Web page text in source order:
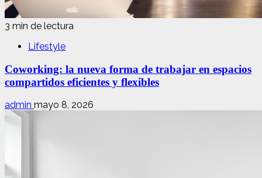
3 min de lectura
Lifestyle
Coworking: la nueva forma de trabajar en espacios
compartidos eficientes y flexibles
admin mayo 8, 2026